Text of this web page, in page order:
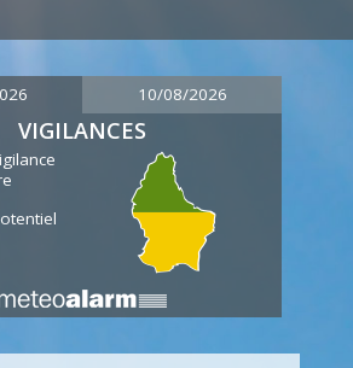
10/08/2026
VIGILANCES